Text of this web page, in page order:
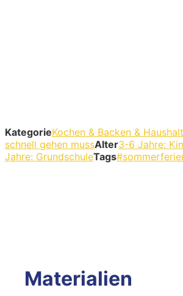
KategorieKochen & Backen & Haushalt
schnell gehen mussAlter3-6 Jahre:
Jahre: GrundschuleTags
Materialien